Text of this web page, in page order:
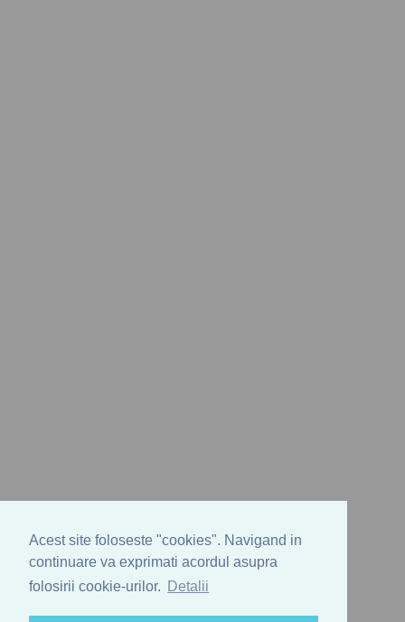
Acest site foloseste "cookies". Navigand in
continuare va exprimati acordul asupra
folosirii cookie-urilor.
Detalii